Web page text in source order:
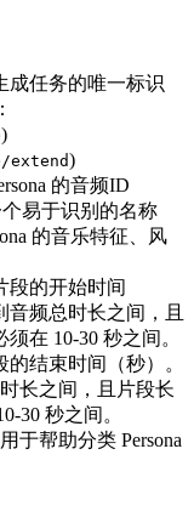
成任务的唯一标识
)
extend)
的音频ID
个易于识别的名称
的音乐特征、风
段的开始时间
音频总时长之间，且
须在 10-30 秒之间。
结束时间（秒）。
长之间，且片段长
30 秒之间。
于帮助分类 Persona